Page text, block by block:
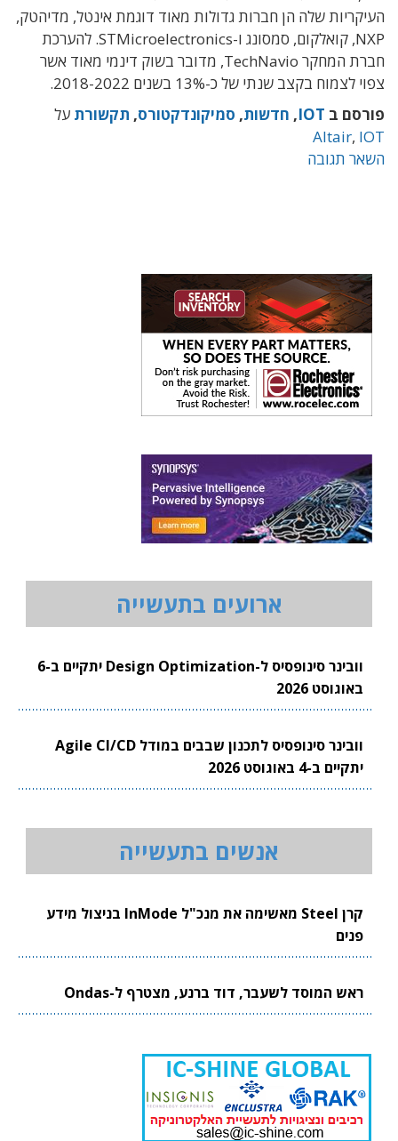
העיקריות שלה הן חברות גדולות מאוד דוגמת אינטל, מדיהטק,
NXP, קואלקום, סמסונג ו-STMicroelectronics. להערכת
חברת המחקר TechNavio, מדובר בשוק דינמי מאוד אשר
צפוי לצמוח בקצב שנתי של כ-13% בשנים 2018-2022.
פורסם ב IOT
, חדשות, סמיקונדקטורס, תקשורת על
Altair, IOT
השאר תגובה
ארועים בתעשייה
וובינר סינופסיס ל-Design Optimization יתקיים ב-6
באוגוסט 2026
וובינר סינופסיס לתכנון שבבים במודל Agile CI/CD
יתקיים ב-4 באוגוסט 2026
אנשים בתעשייה
קרן Steel מאשימה את מנכ"ל InMode בניצול מידע
פנים
ראש המוסד לשעבר, דוד ברנע, מצטרף ל-Ondas